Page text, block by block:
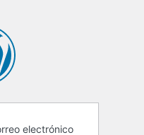
electrónico